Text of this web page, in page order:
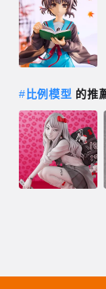
# 比例模型 的推